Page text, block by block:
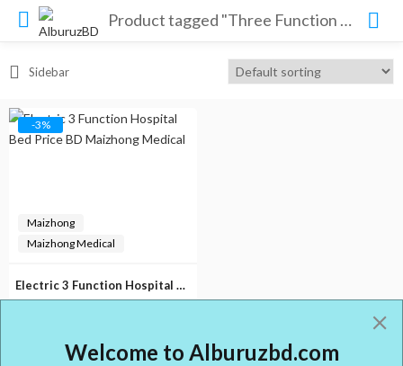
Product tagged "Three Function Electrical Hospital Bed Price In BD"
Sidebar
-3%
Maizhong
Maizhong Medical
Electric 3 Function Hospital Bed Price BD Maizhong Medical
price
price
Welcome to Alburuzbd.com